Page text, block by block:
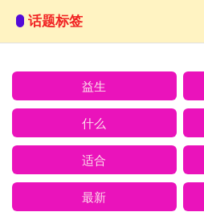
话题标签
益生
什么
适合
最新